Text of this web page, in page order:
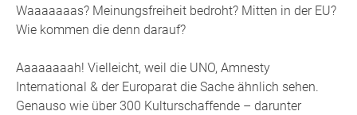
Waaaaaaas? Meinungsfreiheit bedroht? Mitten in der EU?
Wie kommen die denn darauf?
Aaaaaaaah! Vielleicht, weil die UNO, Amnesty
International & der Europarat die Sache ähnlich sehen.
Genauso wie über 300 Kulturschaffende – darunter